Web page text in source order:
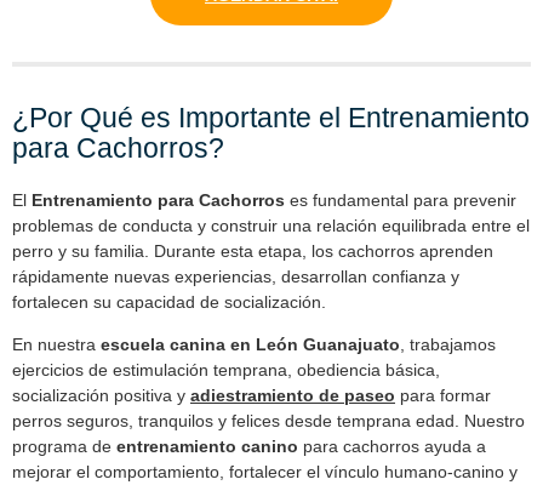
¿Por Qué es Importante el Entrenamiento
para Cachorros?
El Entrenamiento para Cachorros es fundamental para prevenir
problemas de conducta y construir una relación equilibrada entre el
perro y su familia. Durante esta etapa, los cachorros aprenden
rápidamente nuevas experiencias, desarrollan confianza y
fortalecen su capacidad de socialización.
En nuestra escuela canina en León Guanajuato , trabajamos
ejercicios de estimulación temprana, obediencia básica,
socialización positiva y adiestramiento de paseo para formar
perros seguros, tranquilos y felices desde temprana edad. Nuestro
programa de entrenamiento canino para cachorros ayuda a
mejorar el comportamiento, fortalecer el vínculo humano-canino y